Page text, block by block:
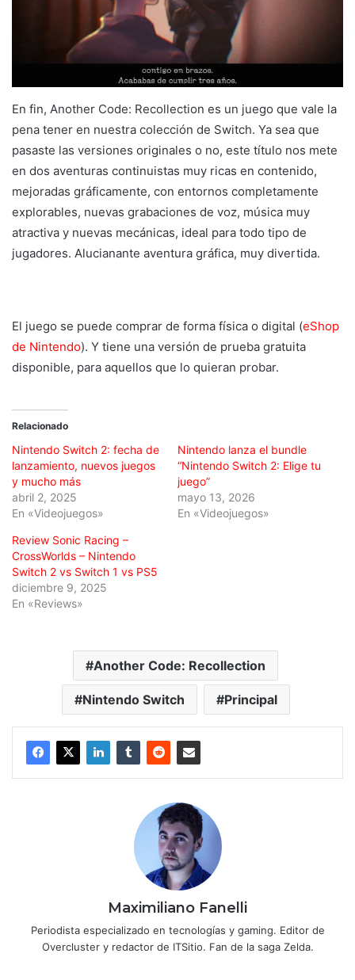
En fin, Another Code: Recollection es un juego que vale la
pena tener en nuestra colección de Switch. Ya sea que
pasaste las versiones originales o no, este título nos mete
en dos aventuras continuistas muy ricas en contenido,
mejoradas gráficamente, con entornos completamente
explorables, nuevas grabaciones de voz, música muy
atractiva y nuevas mecánicas, ideal para todo tipo de
jugadores. Alucianante aventura gráfica, muy divertida.
El juego se puede comprar de forma física o digital (eShop
de Nintendo). Y tiene una versión de prueba gratuita
disponible, para aquellos que lo quieran probar.
Relacionado
Nintendo Switch 2: fecha de
lanzamiento, nuevos juegos
y mucho más
abril 2, 2025
En «Videojuegos»
Nintendo lanza el bundle
“Nintendo Switch 2: Elige tu
juego”
mayo 13, 2026
En «Videojuegos»
Review Sonic Racing –
CrossWorlds – Nintendo
Switch 2 vs Switch 1 vs PS5
diciembre 9, 2025
En «Reviews»
Another Code: Recollection
Nintendo Switch Principal
Maximiliano Fanelli
Periodista especializado en tecnologías y gaming. Editor de
Overcluster y redactor de ITSitio. Fan de la saga Zelda.